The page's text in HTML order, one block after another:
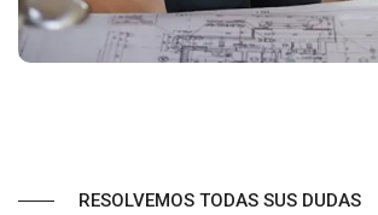
RESOLVEMOS TODAS SUS DUDAS